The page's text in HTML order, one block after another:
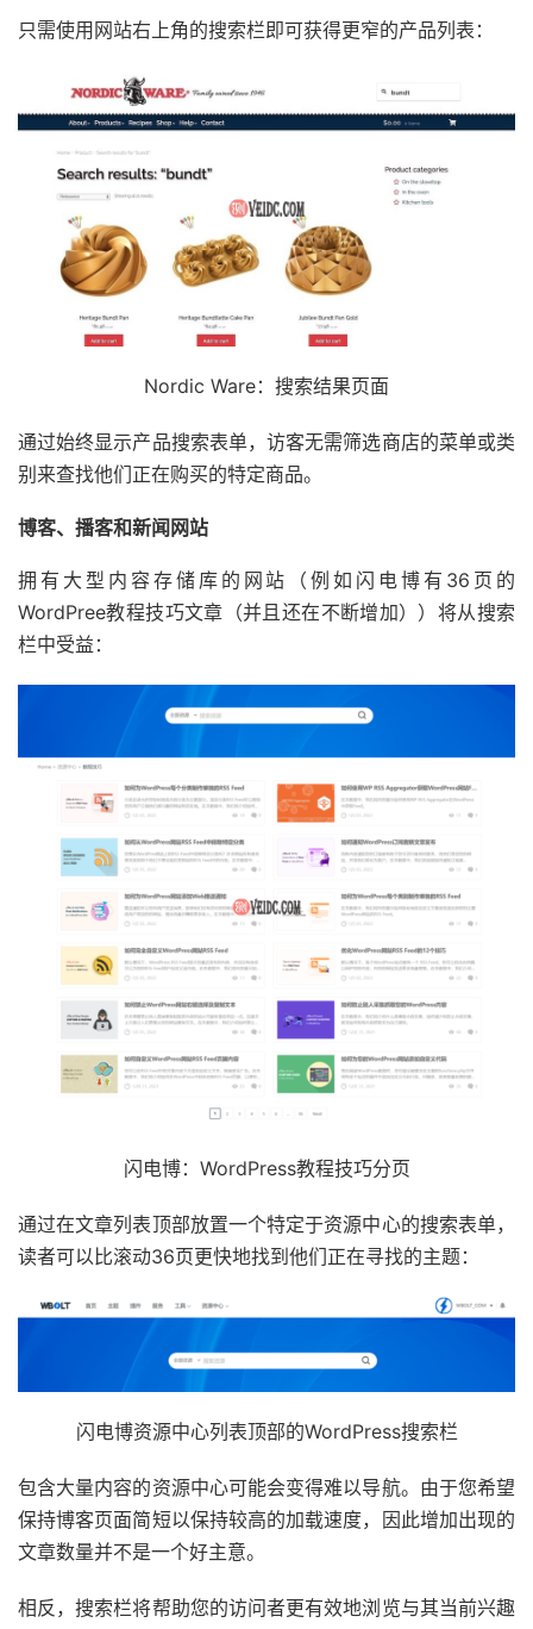
只需使用网站右上角的搜索栏即可获得更窄的产品列表：
Nordic Ware：搜索结果页面
通过始终显示产品搜索表单，访客无需筛选商店的菜单或类
别来查找他们正在购买的特定商品。
博客、播客和新闻网站
拥有大型内容存储库的网站（例如闪电博有36页的
WordPree教程技巧文章（并且还在不断增加））将从搜索
栏中受益：
闪电博：WordPress教程技巧分页
通过在文章列表顶部放置一个特定于资源中心的搜索表单，
读者可以比滚动36页更快地找到他们正在寻找的主题：
闪电博资源中心列表顶部的WordPress搜索栏
包含大量内容的资源中心可能会变得难以导航。由于您希望
保持博客页面简短以保持较高的加载速度，因此增加出现的
文章数量并不是一个好主意。
相反，搜索栏将帮助您的访问者更有效地浏览与其当前兴趣